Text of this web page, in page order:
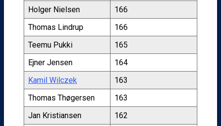
Holger Nielsen
166
Thomas Lindrup
166
Teemu Pukki
165
Ejner Jensen
164
Kamil Wilczek
163
Thomas Thøgersen
163
Jan Kristiansen
162